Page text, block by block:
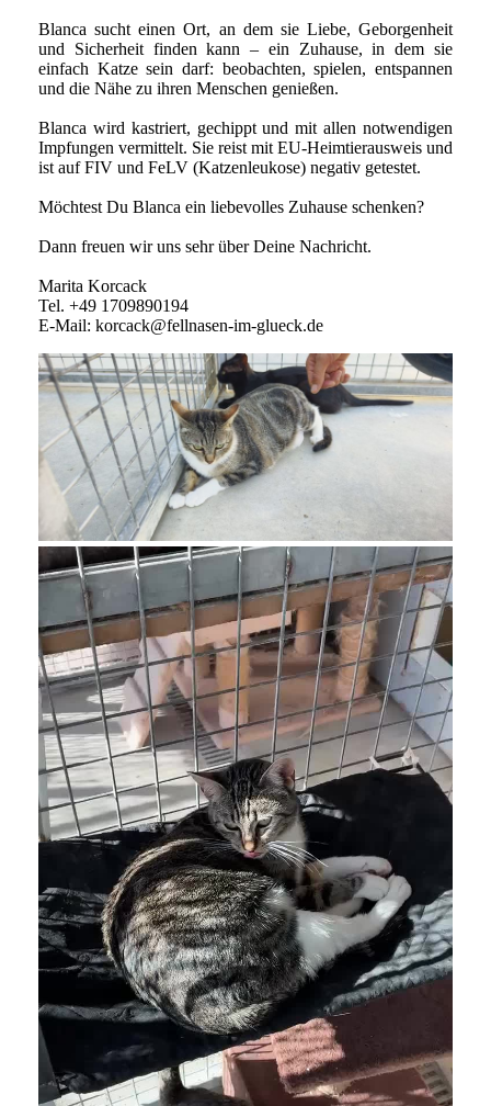
Blanca sucht einen Ort, an dem sie Liebe, Geborgenheit
und Sicherheit finden kann – ein Zuhause, in dem sie
einfach Katze sein darf: beobachten, spielen, entspannen
und die Nähe zu ihren Menschen genießen.
Blanca wird kastriert, gechippt und mit allen notwendigen
Impfungen vermittelt. Sie reist mit EU-Heimtierausweis und
ist auf FIV und FeLV (Katzenleukose) negativ getestet.
Möchtest Du Blanca ein liebevolles Zuhause schenken?
Dann freuen wir uns sehr über Deine Nachricht.
Marita Korcack
Tel. +49 1709890194
E-Mail: korcack@fellnasen-im-glueck.de